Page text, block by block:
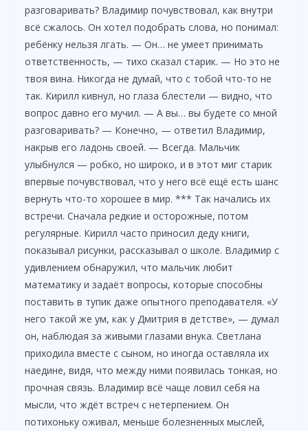
разговаривать? Владимир почувствовал, как внутри
всё сжалось. Он хотел подобрать слова, но понимал:
ребёнку нельзя лгать. — Он… не умеет принимать
ответственность, — тихо сказал старик. — Но это не
твоя вина. Никогда не думай, что с тобой что-то не
так. Кирилл кивнул, но глаза блестели — видно, что
вопрос давно его мучил. — А вы… вы будете со мной
разговаривать? — Конечно, — ответил Владимир,
накрыв его ладонь своей. — Всегда. Мальчик
улыбнулся — робко, но широко, и в этот миг старик
впервые почувствовал, что у него всё ещё есть шанс
вернуть что-то хорошее в мир. *** Так начались их
встречи. Сначала редкие и осторожные, потом
регулярные. Кирилл часто приносил деду книги,
показывал рисунки, рассказывал о школе. Владимир с
удивлением обнаружил, что мальчик любит
математику и задаёт вопросы, которые способны
поставить в тупик даже опытного преподавателя. «У
него такой же ум, как у Дмитрия в детстве», — думал
он, наблюдая за живыми глазами внука. Светлана
приходила вместе с сыном, но иногда оставляла их
наедине, видя, что между ними появилась тонкая, но
прочная связь. Владимир всё чаще ловил себя на
мысли, что ждёт встреч с нетерпением. Он
потихоньку оживал, меньше болезненных мыслей,